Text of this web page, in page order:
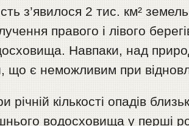
з’явилося 2 тис. км²
правого і лівого
Навпаки, над
що є неможливим при
річній кількості опадів
водосховища у перші